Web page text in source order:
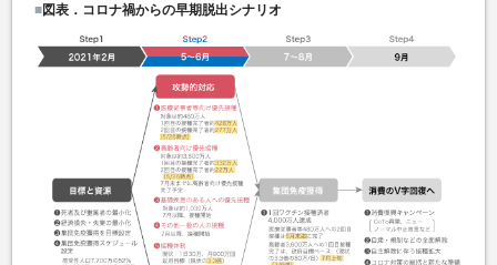
■図表．コロナ禍からの早期脱出シナリオ